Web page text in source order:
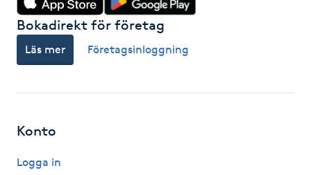
Kroppspeeling
Käkledsbehandling
Kärlbehandling
Bokadirekt för företag
Läs mer Företagsinloggning
Konto
Logga in